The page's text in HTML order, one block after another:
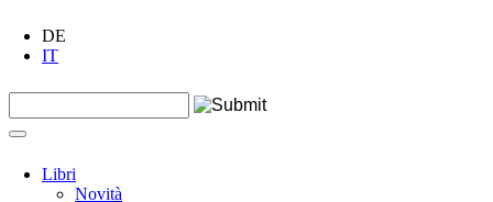
DE
IT
Form di ricerca
Libri
Novità